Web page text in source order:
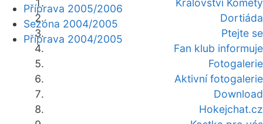
Království Komety
Dortiáda
Ptejte se
Fan klub informuje
Fotogalerie
Aktivní fotogalerie
Download
Hokejchat.cz
Příprava 2005/2006
Sezóna 2004/2005
Příprava 2004/2005